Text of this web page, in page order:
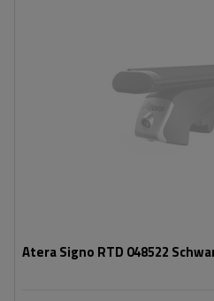
Atera Signo RTD 048522